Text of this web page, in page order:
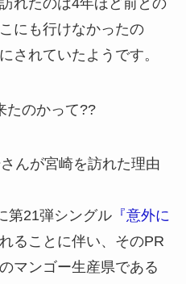
にも行けなかったの
されていたようです。
たのかって??
んが宮崎を訪れた理由
第21弾シングル『意外に
ることに伴い、そのPR
マンゴー生産県である